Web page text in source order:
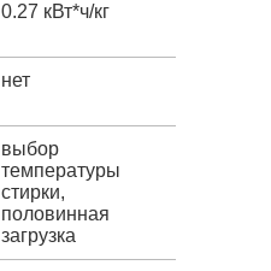
0.27 кВт*ч/кг
нет
выбор
температуры
стирки,
половинная
загрузка